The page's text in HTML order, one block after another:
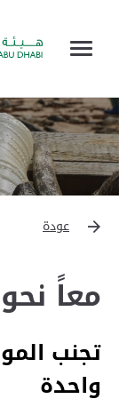
عودة
معاً
تجنب
واحدة